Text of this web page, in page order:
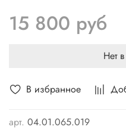
В избранное
арт. 04.01.065.019
фрезы, которые
Органы управления
способствует комфортной
15 800 руб
Нет